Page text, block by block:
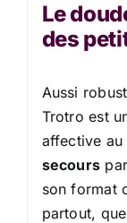
Le
des
Aussi
Trotro est
affective
secours
son format
partout,